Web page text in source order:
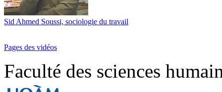
Sid Ahmed Soussi, sociologie du travail
Pages des vidéos
Faculté des sciences